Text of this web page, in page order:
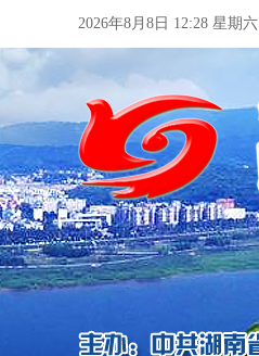
2026年8月8日 12:28 星期六